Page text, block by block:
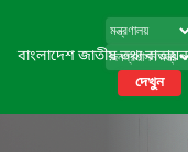
বাংলাদেশ জাতীয় তথ্য বাতায়ন
দেখুন